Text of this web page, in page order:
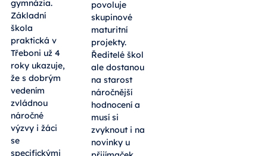
gymnázia.
Základní
škola
praktická v
Třeboni už 4
roky ukazuje,
že s dobrým
vedením
zvládnou
náročné
výzvy i žáci
se
specifickými
povoluje
skupinové
maturitní
projekty.
Ředitelé škol
ale dostanou
na starost
náročnější
hodnocení a
musí si
zvyknout i na
novinky u